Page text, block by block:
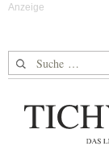
Suche nach: